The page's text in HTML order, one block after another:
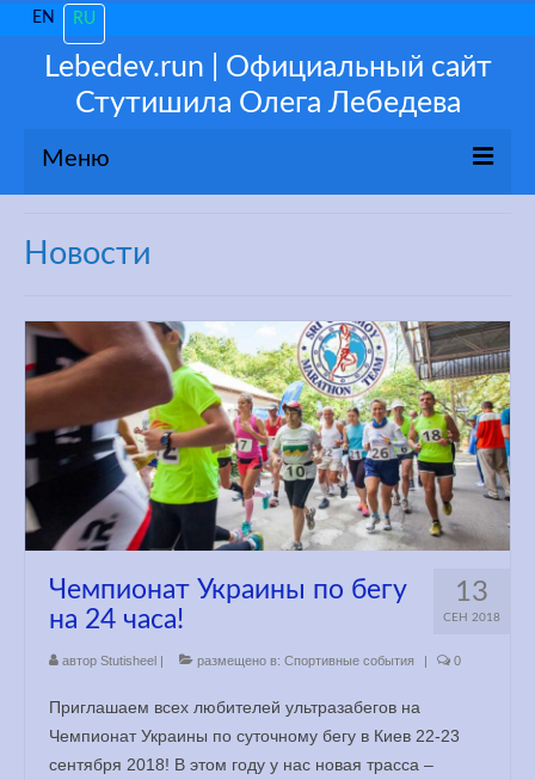
EN RU
Lebedev.run | Официальный сайт
Стутишила Олега Лебедева
Меню
Популярное
Мои 3100
Тренируйся как ПРО!
Консультации
Медитация
YouTube
Книги
Менеджмент
Контакт
Новости
13
СЕН 2018
Чемпионат Украины по бегу
на 24 часа!
автор Stutisheel | размещено в: Спортивные события | 0
Приглашаем всех любителей ультразабегов на
Чемпионат Украины по суточному бегу в Киев 22-23
сентября 2018! В этом году у нас новая трасса –